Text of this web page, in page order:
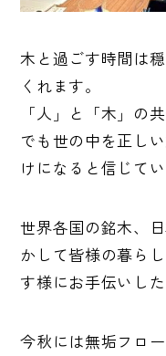
木と過ごす時間は
くれます。
「人」と「木」の
でも世の中を正し
けになると信じてい
世界各国の銘木、
かして皆様の暮ら
す様にお手伝いした
今秋には無垢フロ